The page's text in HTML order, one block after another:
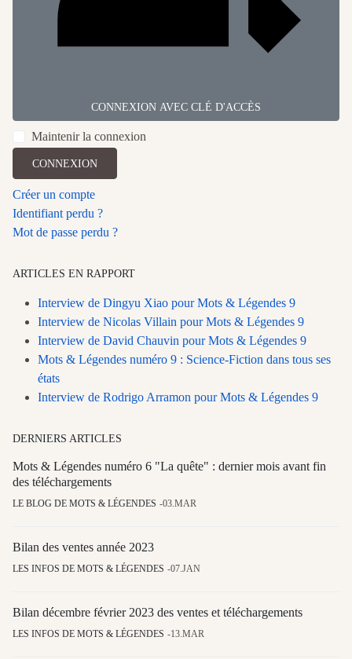
CONNEXION AVEC CLÉ D'ACCÈS
Maintenir la connexion
CONNEXION
Créer un compte
Identifiant perdu ?
Mot de passe perdu ?
ARTICLES EN RAPPORT
Interview de Dingyu Xiao pour Mots & Légendes 9
Interview de Nicolas Villain pour Mots & Légendes 9
Interview de David Chauvin pour Mots & Légendes 9
Mots & Légendes numéro 9 : Science-Fiction dans tous ses
états
Interview de Rodrigo Arramon pour Mots & Légendes 9
DERNIERS ARTICLES
Mots & Légendes numéro 6 "La quête" : dernier mois avant fin
des téléchargements
LE BLOG DE MOTS & LÉGENDES 03.MAR
Bilan des ventes année 2023
LES INFOS DE MOTS & LÉGENDES 07.JAN
Bilan décembre février 2023 des ventes et téléchargements
LES INFOS DE MOTS & LÉGENDES 13.MAR